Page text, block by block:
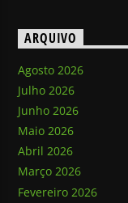
ARQUIVO
Agosto 2026
Julho 2026
Junho 2026
Maio 2026
Abril 2026
Março 2026
Fevereiro 2026